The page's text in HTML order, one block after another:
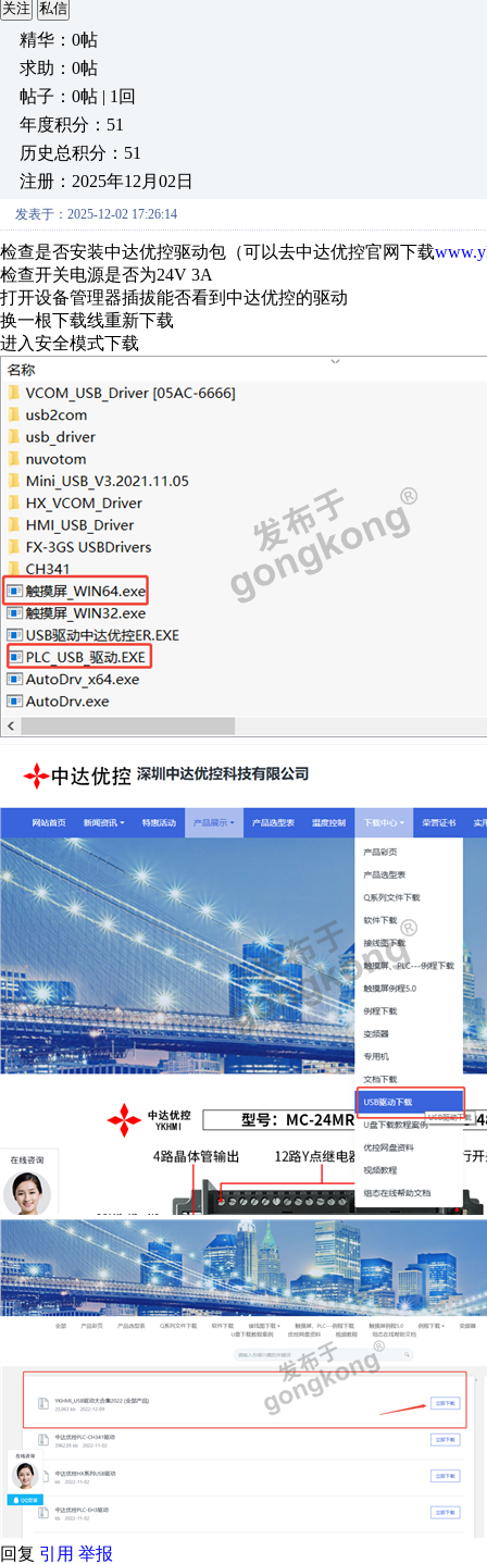
关注 私信
精华：0帖
求助：0帖
帖子：0帖 | 1回
年度积分：51
历史总积分：51
注册：2025年12月02日
发表于：2025-12-02 17:26:14
检查是否安装中达优控驱动包（可以去中达优控官网下载
检查开关电源是否为24V 3A
打开设备管理器插拔能否看到中达优控的驱动
换一根下载线重新下载
进入安全模式下载
回复 引用 举报